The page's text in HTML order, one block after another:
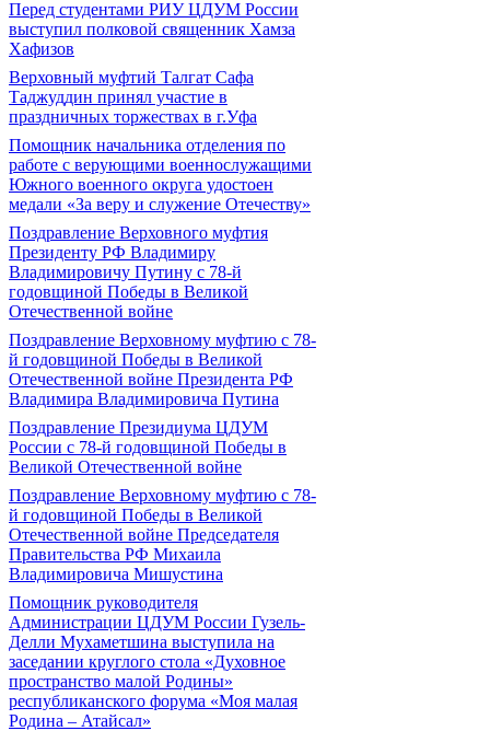
Перед студентами РИУ ЦДУМ России
выступил полковой священник Хамза
Хафизов
Верховный муфтий Талгат Сафа
Таджуддин принял участие в
праздничных торжествах в г.Уфа
Помощник начальника отделения по
работе с верующими военнослужащими
Южного военного округа удостоен
медали «За веру и служение Отечеству»
Поздравление Верховного муфтия
Президенту РФ Владимиру
Владимировичу Путину с 78-й
годовщиной Победы в Великой
Отечественной войне
Поздравление Верховному муфтию с 78-
й годовщиной Победы в Великой
Отечественной войне Президента РФ
Владимира Владимировича Путина
Поздравление Президиума ЦДУМ
России с 78-й годовщиной Победы в
Великой Отечественной войне
Поздравление Верховному муфтию с 78-
й годовщиной Победы в Великой
Отечественной войне Председателя
Правительства РФ Михаила
Владимировича Мишустина
Помощник руководителя
Администрации ЦДУМ России Гузель-
Делли Мухаметшина выступила на
заседании круглого стола «Духовное
пространство малой Родины»
республиканского форума «Моя малая
Родина – Атайсал»